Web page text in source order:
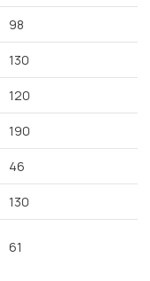
98
130
120
190
46
130
61